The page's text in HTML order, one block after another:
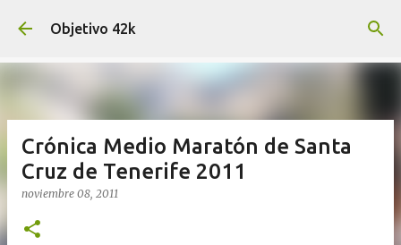
Ir al contenido principal
Objetivo 42k
Crónica Medio Maratón de Santa
Cruz de Tenerife 2011
noviembre 08, 2011